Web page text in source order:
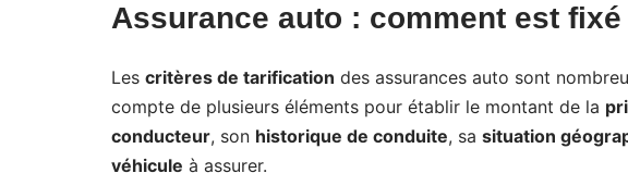
Assurance auto : comment est
Les critères de tarification des assurances auto sont
compte de plusieurs éléments pour établir le montant de la
conducteur, son historique de conduite, sa situation
véhicule à assurer.